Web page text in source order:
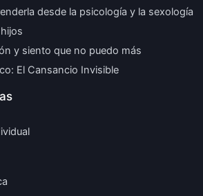
desde la psicología y la sexología
y siento que no puedo más
El Cansancio Invisible